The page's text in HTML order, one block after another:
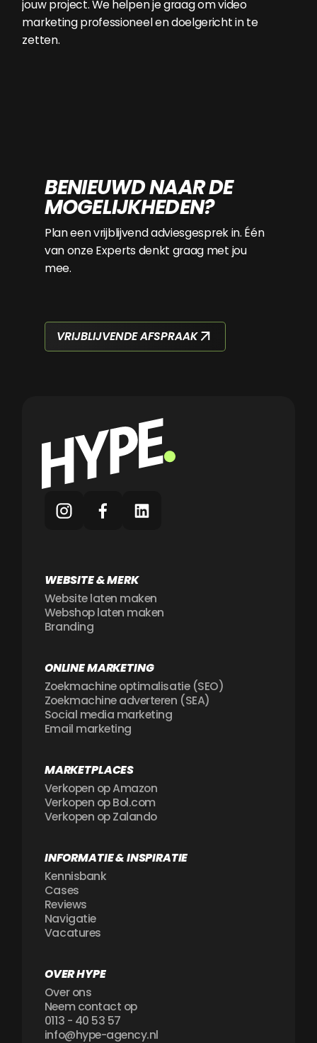
jouw project. We helpen je graag om video
marketing professioneel en doelgericht in te
zetten.
BENIEUWD NAAR DE
MOGELIJKHEDEN?
Plan een vrijblijvend adviesgesprek in. Één
van onze Experts denkt graag met jou
mee.
VRIJBLIJVENDE AFSPRAAK
WEBSITE & MERK
Website laten maken
Webshop laten maken
Branding
ONLINE MARKETING
Zoekmachine optimalisatie (SEO)
Zoekmachine adverteren (SEA)
Social media marketing
Email marketing
MARKETPLACES
Verkopen op Amazon
Verkopen op Bol.com
Verkopen op Zalando
INFORMATIE & INSPIRATIE
Kennisbank
Cases
Reviews
Navigatie
Vacatures
OVER HYPE
Over ons
Neem contact op
0113 - 40 53 57
info@hype-agency.nl